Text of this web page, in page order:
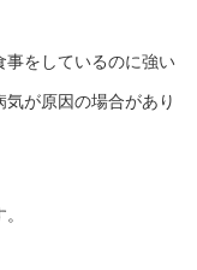
事をしているのに強い
が原因の場合があり